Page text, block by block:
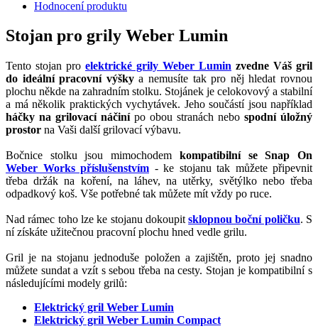
Hodnocení produktu
Stojan pro grily Weber Lumin
Tento stojan pro elektrické grily Weber Lumin zvedne Váš gril
do ideální pracovní výškya nemusíte tak pro něj hledat rovnou
plochu někde na zahradním stolku. Stojánek je celokovový a stabilní
a má několik praktických vychytávek. Jeho součástí jsou například
háčky na grilovací náčinípo obou stranách nebo spodní úložný
prostor na Vaši další grilovací výbavu.
Bočnice stolku jsou mimochodem kompatibilní se Snap On
Weber Works příslušenstvím - ke stojanu tak můžete připevnit
třeba držák na koření, na láhev, na utěrky, světýlko nebo třeba
odpadkový koš. Vše potřebné tak můžete mít vždy po ruce.
Nad rámec toho lze ke stojanu dokoupitsklopnou boční poličku. S
ní získáte užitečnou pracovní plochu hned vedle grilu.
Gril je na stojanu jednoduše položen a zajištěn, proto jej snadno
můžete sundat a vzít s sebou třeba na cesty. Stojan je kompatibilní s
následujícími modely grilů:
Elektrický gril Weber Lumin
Elektrický gril Weber Lumin Compact